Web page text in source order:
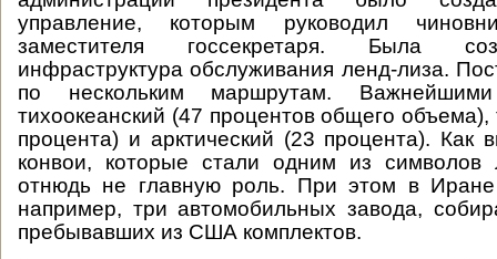
управление, которым руководил
заместителя госсекретаря. Была
инфраструктура обслуживания ленд-лиза.
по нескольким маршрутам.
тихоокеанский (47 процентов общего объема),
процента) и арктический (23 процента). Как
конвои, которые стали одним из символов
отнюдь не главную роль. При этом в
например, три автомобильных завода,
пребывавших из США комплектов.